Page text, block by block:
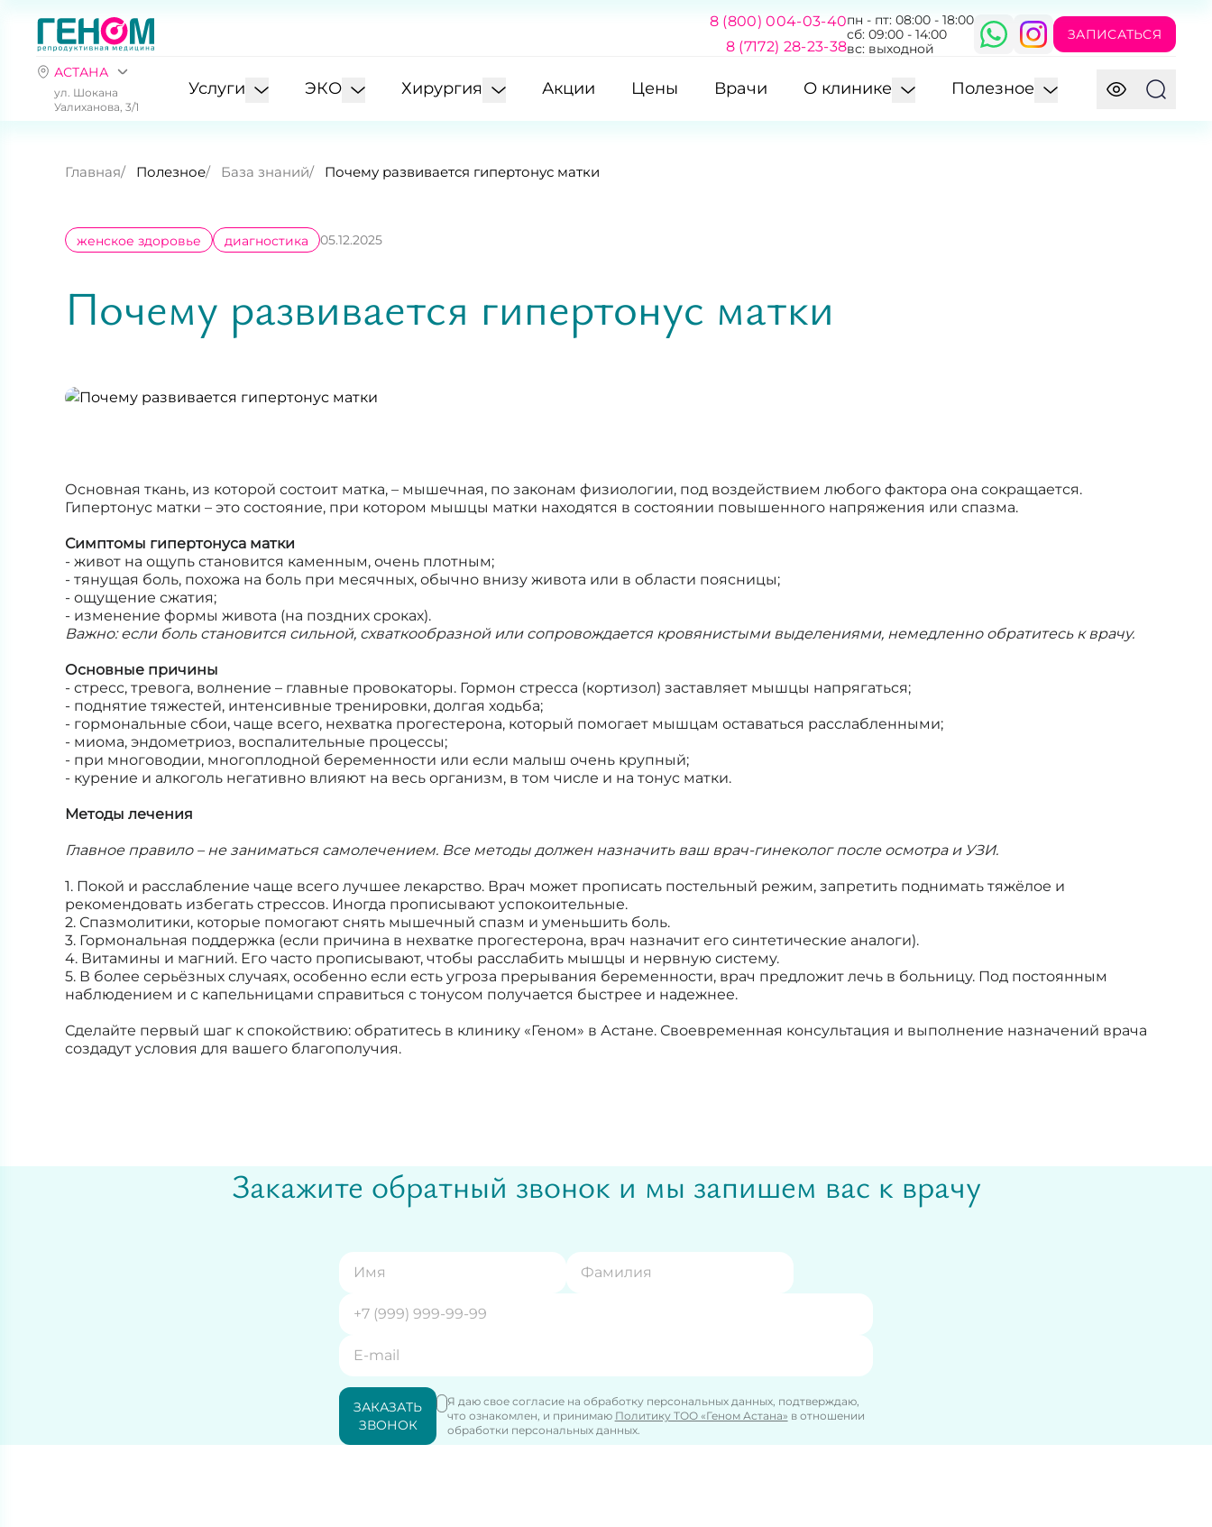
8 (800) 004-03-40
8 (7172) 28-23-38
пн - пт: 08:00 - 18:00
сб: 09:00 - 14:00
вс: выходной
ЗАПИСАТЬСЯ
АСТАНА
ул. Шокана
Уалиханова, 3/1
Услуги ЭКО Хирургия Акции Цены Врачи О клинике Полезное
Главная Полезное База знаний Почему развивается гипертонус матки
женское здоровье диагностика 05.12.2025
Почему развивается гипертонус матки
Основная ткань, из которой состоит матка, – мышечная, по законам физиологии, под воздействием любого фактора она сокращается.
Гипертонус матки – это состояние, при котором мышцы матки находятся в состоянии повышенного напряжения или спазма.
Симптомы гипертонуса матки
- живот на ощупь становится каменным, очень плотным;
- тянущая боль, похожа на боль при месячных, обычно внизу живота или в области поясницы;
- ощущение сжатия;
- изменение формы живота (на поздних сроках).
Важно: если боль становится сильной, схваткообразной или сопровождается кровянистыми выделениями, немедленно обратитесь к врачу.
Основные причины
- стресс, тревога, волнение – главные провокаторы. Гормон стресса (кортизол) заставляет мышцы напрягаться;
- поднятие тяжестей, интенсивные тренировки, долгая ходьба;
- гормональные сбои, чаще всего, нехватка прогестерона, который помогает мышцам оставаться расслабленными;
- миома, эндометриоз, воспалительные процессы;
- при многоводии, многоплодной беременности или если малыш очень крупный;
- курение и алкоголь негативно влияют на весь организм, в том числе и на тонус матки.
Методы лечения
Главное правило – не заниматься самолечением. Все методы должен назначить ваш врач-гинеколог после осмотра и УЗИ.
1. Покой и расслабление чаще всего лучшее лекарство. Врач может прописать постельный режим, запретить поднимать тяжёлое и
рекомендовать избегать стрессов. Иногда прописывают успокоительные.
2. Спазмолитики, которые помогают снять мышечный спазм и уменьшить боль.
3. Гормональная поддержка (если причина в нехватке прогестерона, врач назначит его синтетические аналоги).
4. Витамины и магний. Его часто прописывают, чтобы расслабить мышцы и нервную систему.
5. В более серьёзных случаях, особенно если есть угроза прерывания беременности, врач предложит лечь в больницу. Под постоянным
наблюдением и с капельницами справиться с тонусом получается быстрее и надежнее.
Сделайте первый шаг к спокойствию: обратитесь в клинику «Геном» в Астане. Своевременная консультация и выполнение назначений врача
создадут условия для вашего благополучия.
Закажите обратный звонок и мы запишем вас к врачу
ЗАКАЗАТЬ
ЗВОНОК
Я даю свое согласие на обработку персональных данных, подтверждаю,
что ознакомлен, и принимаю Политику ТОО «Геном Астана» в отношении
обработки персональных данных.